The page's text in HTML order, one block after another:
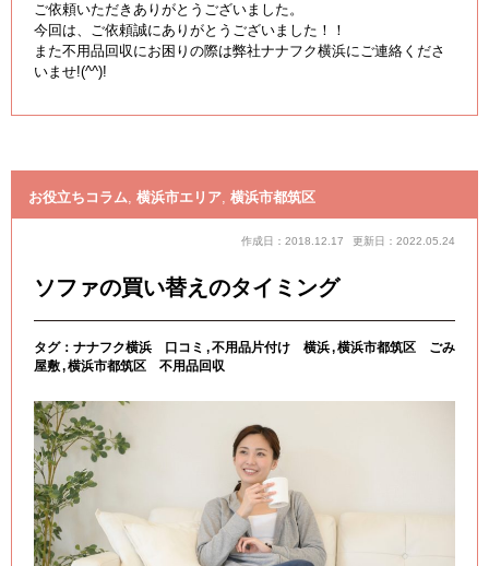
ご依頼いただきありがとうございました。
今回は、ご依頼誠にありがとうございました！！
また不用品回収にお困りの際は弊社ナナフク横浜にご連絡くださ
いませ!(^^)!
お役立ちコラム, 横浜市エリア, 横浜市都筑区
作成日：2018.12.17 更新日：2022.05.24
ソファの買い替えのタイミング
タグ： ナナフク横浜 口コミ 不用品片付け 横浜 横浜市都筑区 ごみ
屋敷 横浜市都筑区 不用品回収